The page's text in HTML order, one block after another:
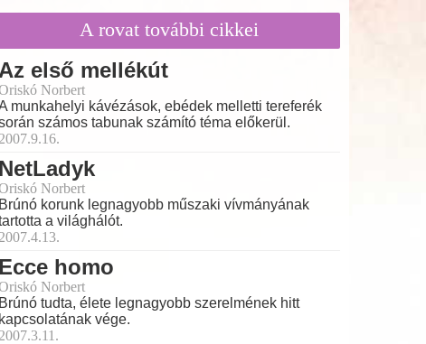
A rovat további cikkei
Az első mellékút
Norbert
munkahelyi kávézások, ebédek melletti tereferék
számos tabunak számító téma előkerül.
2007.9.16.
NetLadyk
Norbert
Brúnó korunk legnagyobb műszaki vívmányának
a világhálót.
2007.4.13.
Ecce homo
Norbert
Brúnó tudta, élete legnagyobb szerelmének hitt
kapcsolatának vége.
2007.3.11.